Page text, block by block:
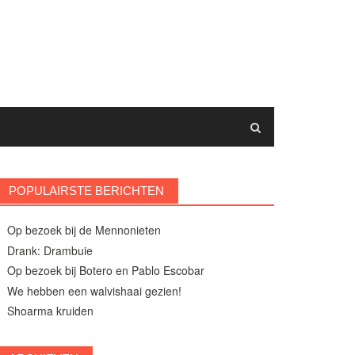
POPULAIRSTE BERICHTEN
Op bezoek bij de Mennonieten
Drank: Drambuie
Op bezoek bij Botero en Pablo Escobar
We hebben een walvishaai gezien!
Shoarma kruiden